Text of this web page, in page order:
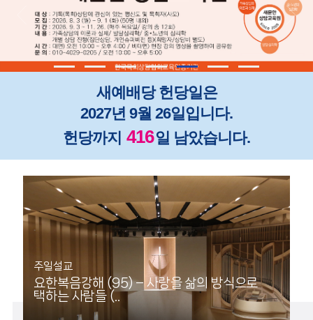
새예배당 헌당일은
2027년 9월 26일입니다.
헌당까지 416일 남았습니다.
주일설교
요한복음강해 (95) – 사랑을 삶의 방식으로
택하는 사람들 (..